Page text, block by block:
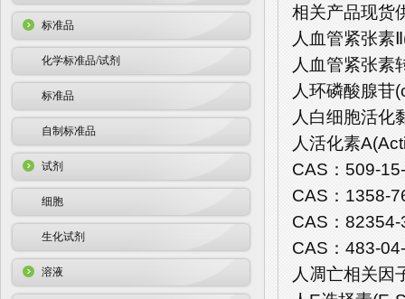
标准品
化学标准品/试剂
标准品
自制标准品
试剂
细胞
生化试剂
溶液
相关产品现货
人血管紧张素
人血管紧张素
人环磷酸腺苷
人白细胞活化
人活化素
CAS：509-
CAS：1358-
CAS：
CAS：483-
人凋亡相关因